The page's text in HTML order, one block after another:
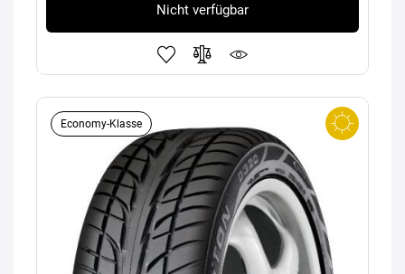
Nicht verfügbar
Economy-Klasse